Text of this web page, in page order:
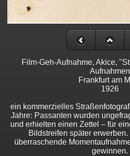
Film-Geh-Aufnahme, Akice,
Aufnahmen
Frankfurt am
1926
ein kommerzielles
Jahre: Passanten wurden
und erhielten einen Zettel – für
Bildstreifen später
überraschende
gewinnen.